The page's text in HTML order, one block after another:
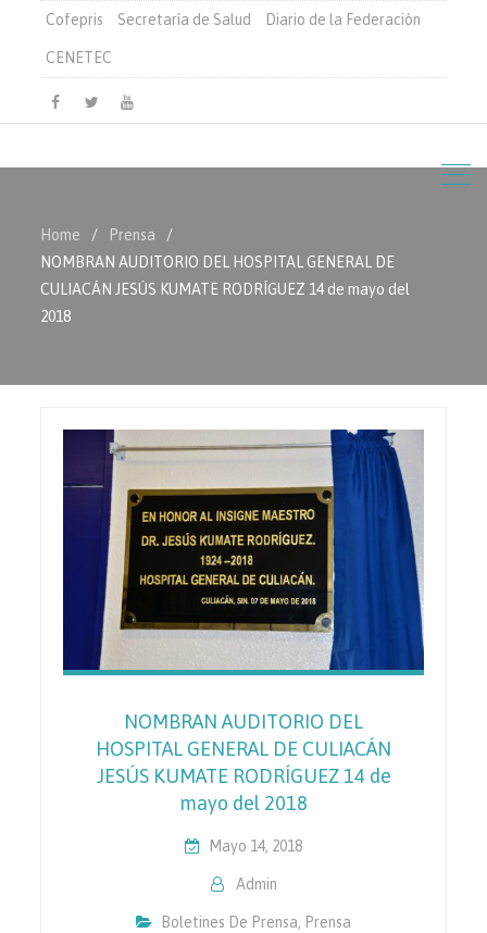
Cofepris Secretaría de Salud Diario de la Federación
CENETEC
Facebook
TwitterYoutube
Home
Prensa
NOMBRAN AUDITORIO DEL HOSPITAL GENERAL DE
CULIACÁN JESÚS KUMATE RODRÍGUEZ 14 de mayo del
2018
NOMBRAN AUDITORIO DEL
HOSPITAL GENERAL DE CULIACÁN
JESÚS KUMATE RODRÍGUEZ 14 de
mayo del 2018
Mayo 14, 2018
Admin
Boletines De Prensa, Prensa